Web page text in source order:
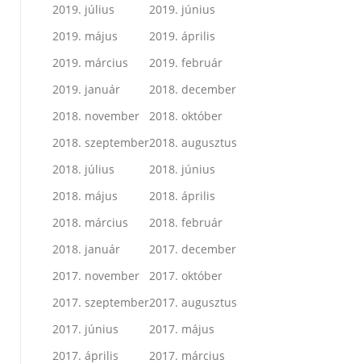
2019. július
2019. június
2019. május
2019. április
2019. március
2019. február
2019. január
2018. december
2018. november
2018. október
2018. szeptember2018. augusztus
2018. július
2018. június
2018. május
2018. április
2018. március
2018. február
2018. január
2017. december
2017. november
2017. október
2017. szeptember2017. augusztus
2017. június
2017. május
2017. április
2017. március